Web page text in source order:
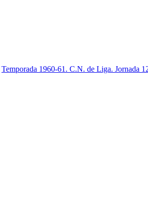
Temporada 1960-61. C.N. de Liga. Jornada